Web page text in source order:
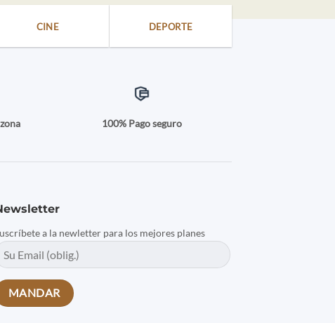
CINE DEPORTE
100% Pago seguro
a la newletter para los mejores planes